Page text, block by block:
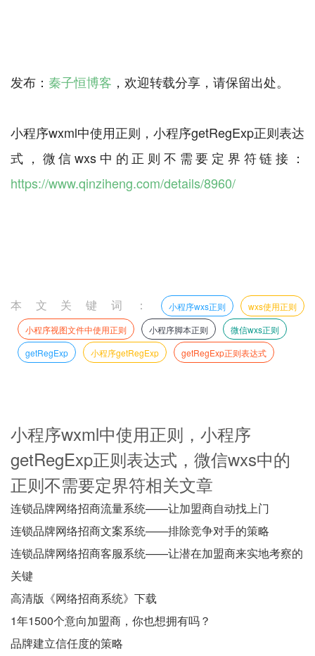
发布： 秦子恒博客 ，欢迎转载分享，请保留出处。
小程序wxml中使用正则，小程序getRegExp正则表达
式，微信wxs中的正则不需要定界符链接：
https://www.qinziheng.com/details/8960/
本文关键词： 小程序wxs正则
wxs使用正则
小程序视图文件中使用正则
小程序脚本正则
微信wxs正则
getRegExp
小程序getRegExp getRegExp正则表达式
小程序wxml中使用正则，小程序
getRegExp正则表达式，微信wxs中的
正则不需要定界符相关文章
连锁品牌网络招商流量系统——让加盟商自动找上门
连锁品牌网络招商文案系统——排除竞争对手的策略
连锁品牌网络招商客服系统——让潜在加盟商来实地考察的
关键
高清版《网络招商系统》下载
1年1500个意向加盟商，你也想拥有吗？
品牌建立信任度的策略